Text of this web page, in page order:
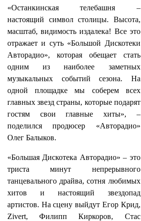
«Останкинская телебашня –
настоящий символ столицы. Высота,
масштаб, видимость издалека! Все это
отражает и суть «Большой Дискотеки
Авторадио», которая обещает стать
одним из наиболее заметных
музыкальных событий сезона. На
одной площадке мы соберем всех
главных звезд страны, которые подарят
гостям свои главные хиты», –
поделился продюсер «Авторадио»
Олег Балыков.
«Большая Дискотека Авторадио» – это
триста минут непрерывного
танцевального драйва, сотня любимых
хитов и настоящий звездопад
артистов. На сцену выйдут Егор Крид,
Zivert, Филипп Киркоров, Стас